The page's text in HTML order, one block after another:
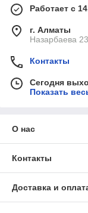
Работает с
г. Алматы
Назарбаева
Контакты
Сегодня
Показать
О нас
Контакты
Доставка и